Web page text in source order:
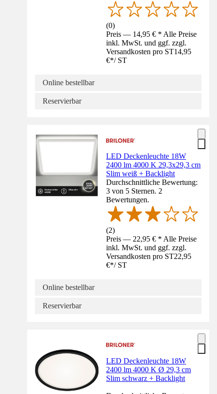
(0)
Preis — 14,95 € * Alle Preise
inkl. MwSt. und ggf. zzgl.
Versandkosten pro ST14,95
€*/ ST
Online bestellbar
Reservierbar
LED Deckenleuchte 18W
2400 lm 4000 K 29,3x29,3 cm
Slim weiß + Backlight
Durchschnittliche Bewertung:
3 von 5 Sternen. 2
Bewertungen.
(2)
Preis — 22,95 € * Alle Preise
inkl. MwSt. und ggf. zzgl.
Versandkosten pro ST22,95
€*/ ST
Online bestellbar
Reservierbar
LED Deckenleuchte 18W
2400 lm 4000 K Ø 29,3 cm
Slim schwarz + Backlight